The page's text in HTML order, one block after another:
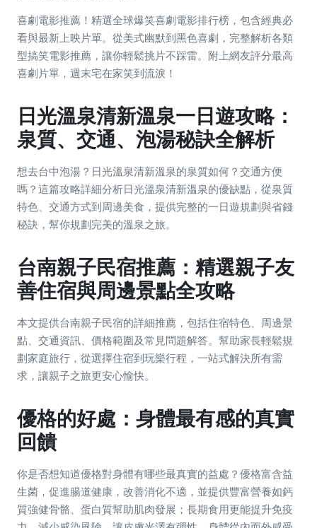
喜劇電影推薦！精選全球爆笑喜劇電影排行榜，包含經典必
看與最新上映片單。從美式幽默到黑色喜劇，完整解析各類
型搞笑電影推薦，讓你輕鬆挑片不踩雷。附上網友評分最高
喜劇片單，週末宅在家笑到流淚！
日光溫泉清新溫泉一日遊攻略：
泉質、交通、泡湯秘訣全解析
想去台中泡湯？日光溫泉清新溫泉的泉質如何？交通方便
嗎？這篇攻略詳細分析日光溫泉清新溫泉的優缺點，從泉質
特色、交通方式到周邊美食，提供完整的一日遊規劃與省錢
秘訣，幫你規劃完美的溫泉之旅。
台南親子民宿推薦：精選親子友
善住宿與周邊景點全攻略
本文提供台南親子民宿的詳細推薦，包括住宿特色、周邊景
點、交通資訊、價格範圍及常見問題解答。幫助家長輕鬆規
劃家庭旅行，從選擇住宿到玩樂行程，一站式解決所有需
求，讓親子之旅更安心愉快。
優格的好處：身體最有感的真實
回饋
你是否想知道優格對身體有哪些最真實的益處？優格富含益
生菌，促進腸道健康，改善消化不適，並提供豐富營養如鈣
質強健骨骼、蛋白質幫助肌肉發展；長期食用更能提升免疫